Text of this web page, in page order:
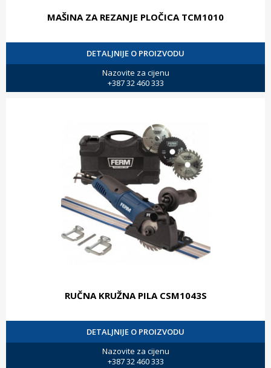
MAŠINA ZA REZANJE PLOČICA TCM1010
DETALJNIJE O PROIZVODU
Nazovite za cijenu
+387 32 460 333
RUČNA KRUŽNA PILA CSM1043S
DETALJNIJE O PROIZVODU
Nazovite za cijenu
+387 32 460 333